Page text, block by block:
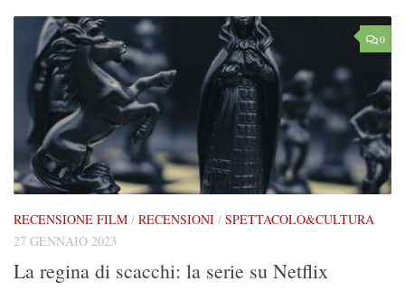
0
RECENSIONE FILM / RECENSIONI / SPETTACOLO&CULTURA
27 GENNAIO 2023
La regina di scacchi: la serie su Netflix